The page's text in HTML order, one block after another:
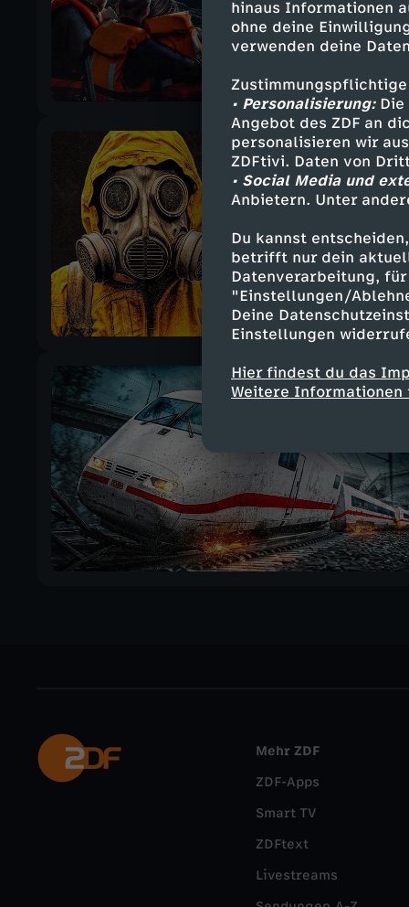
hinaus Informationen
ohne deine
verwenden deine
• Personalisierung:Die
Angebot des ZDF an
personalisieren wir
ZDFtivi. Daten von
• Social Media und
Anbietern. Unter
Du kannst
betrifft nur dein
Datenverarbeitung,
"Einstellungen/
Deine
Einstellungen
Hier findest du das
Weitere
Mehr ZDF
ZDF-Apps
Smart TV
ZDFtext
Livestreams